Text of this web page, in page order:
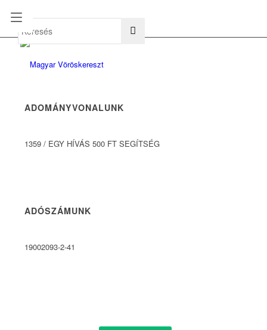
ADOMÁNYVONALUNK
1359 / EGY HÍVÁS 500 FT SEGÍTSÉG
ADÓSZÁMUNK
19002093-2-41